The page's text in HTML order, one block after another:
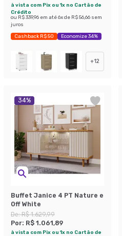
à vista com Pix ou 1x no Cartão de
Crédito
ou R$ 339,96 em até6x de R$ 56,66 sem
juros
Cashback R$ 50 Economize 34%
+12
34%
Buffet Janice 4 PT Nature e
Off White
De:R$ 1.629,99
Por: R$ 1.061,89
à vista com Pix ou 1x no Cartão de